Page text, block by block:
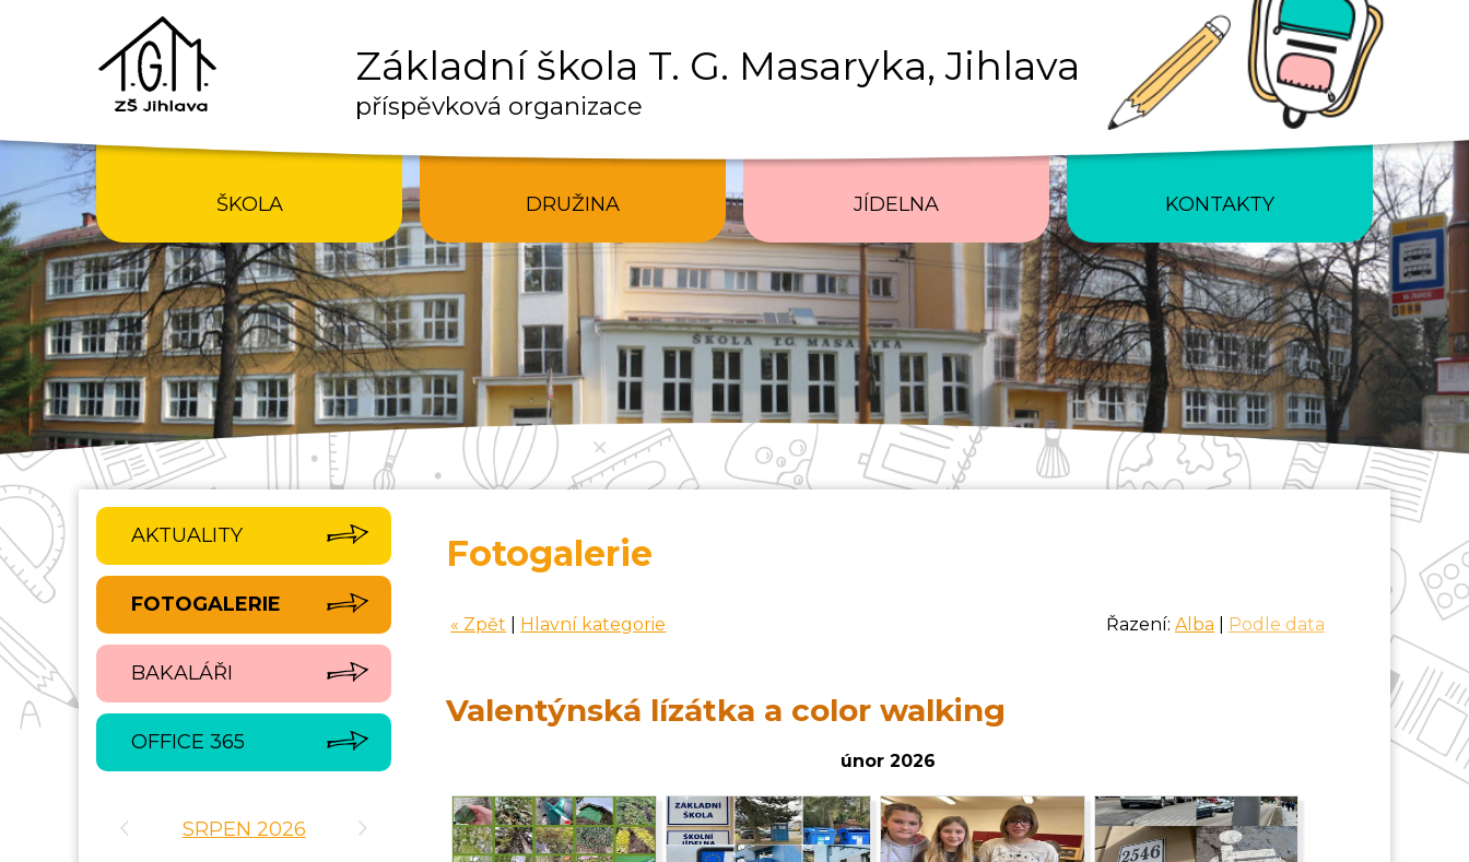
Základní škola T. G. Masaryka, Jihlava
příspěvková organizace
ŠKOLA DRUŽINA JÍDELNA KONTAKTY
Fotogalerie
Řazení: Alba Podle data
« Zpět Hlavní kategorie
Valentýnská lízátka a color walking
únor 2026
AKTUALITY
FOTOGALERIE
BAKALÁŘI
OFFICE 365
SRPEN 2026